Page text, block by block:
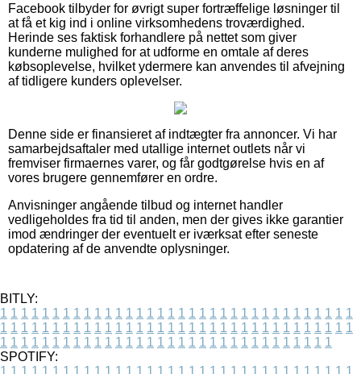
Facebook tilbyder for øvrigt super fortræffelige løsninger til
at få et kig ind i online virksomhedens troværdighed.
Herinde ses faktisk forhandlere på nettet som giver
kunderne mulighed for at udforme en omtale af deres
købsoplevelse, hvilket ydermere kan anvendes til afvejning
af tidligere kunders oplevelser.
Denne side er finansieret af indtægter fra annoncer. Vi har
samarbejdsaftaler med utallige internet outlets når vi
fremviser firmaernes varer, og får godtgørelse hvis en af
vores brugere gennemfører en ordre.
Anvisninger angående tilbud og internet handler
vedligeholdes fra tid til anden, men der gives ikke garantier
imod ændringer der eventuelt er iværksat efter seneste
opdatering af de anvendte oplysninger.
BITLY:
1 1 1 1 1 1 1 1 1 1 1 1 1 1 1 1 1 1 1 1 1 1 1 1 1 1 1 1 1 1 1 1 1 1
1 1 1 1 1 1 1 1 1 1 1 1 1 1 1 1 1 1 1 1 1 1 1 1 1 1 1 1 1 1 1 1 1 1
1 1 1 1 1 1 1 1 1 1 1 1 1 1 1 1 1 1 1 1 1 1 1 1 1 1 1 1 1 1 1 1
SPOTIFY:
1 1 1 1 1 1 1 1 1 1 1 1 1 1 1 1 1 1 1 1 1 1 1 1 1 1 1 1 1 1 1 1 1 1